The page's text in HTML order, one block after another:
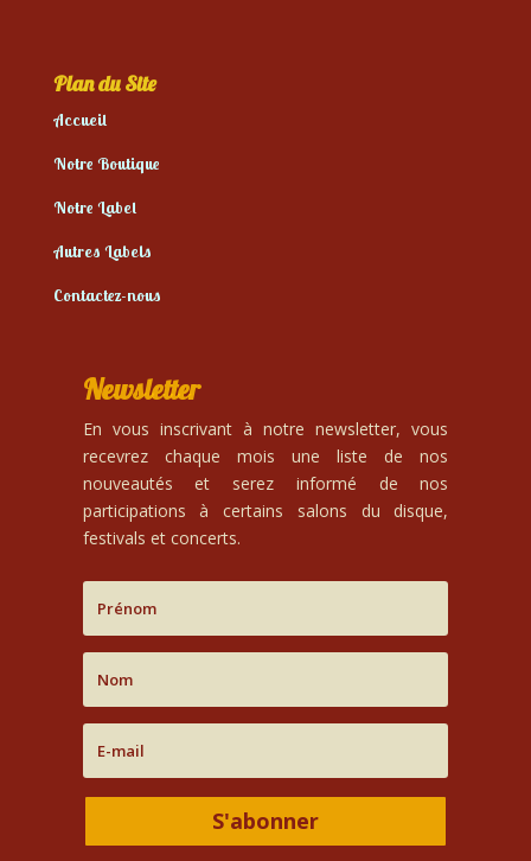
Plan du Site
Accueil
Notre Boutique
Notre Label
Autres Labels
Contactez-nous
Newsletter
En vous inscrivant à notre newsletter, vous
recevrez chaque mois une liste de nos
nouveautés et serez informé de nos
participations à certains salons du disque,
festivals et concerts.
S'abonner